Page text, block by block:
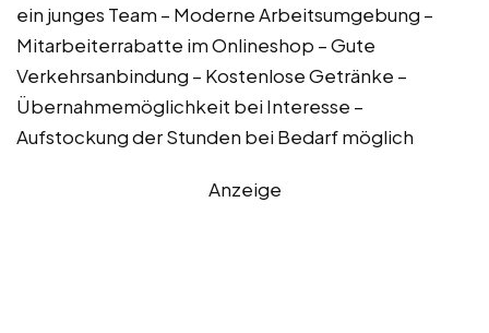
ein junges Team – Moderne Arbeitsumgebung –
Mitarbeiterrabatte im Onlineshop – Gute
Verkehrsanbindung – Kostenlose Getränke –
Übernahmemöglichkeit bei Interesse –
Aufstockung der Stunden bei Bedarf möglich
Anzeige